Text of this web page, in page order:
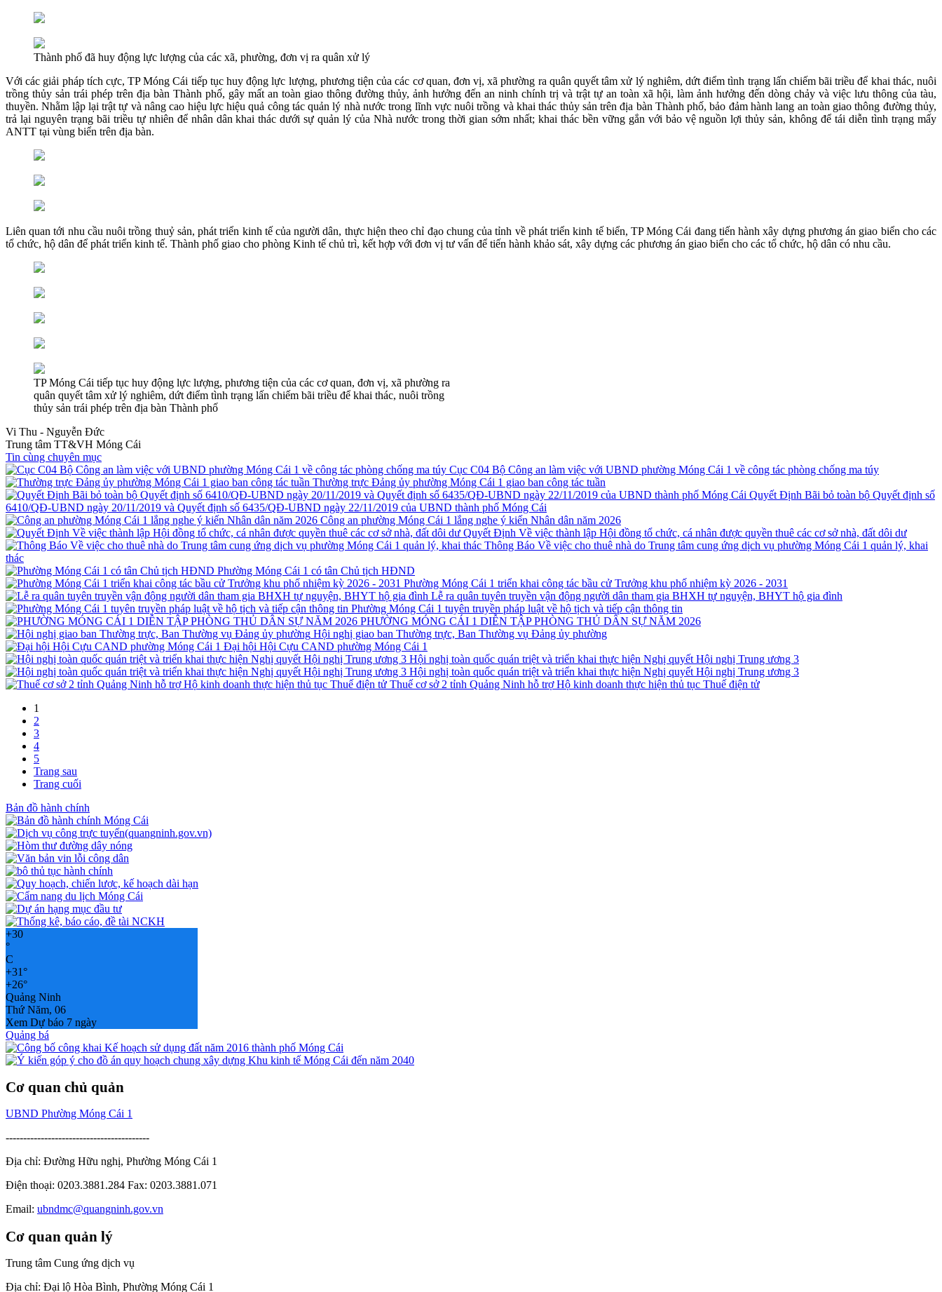
Thành phố đã huy động lực lượng của các xã, phường, đơn vị ra quân xử lý
Với các giải pháp tích cực, TP Móng Cái tiếp tục huy động lực lượng, phương tiện của các cơ quan, đơn vị, xã phường ra quân quyết tâm xử lý nghiêm, dứt điểm tình trạng lấn chiếm bãi triều để khai thác, nuôi
trồng thủy sản trái phép trên địa bàn Thành phố, gây mất an toàn giao thông đường thủy, ảnh hưởng đến an ninh chính trị và trật tự an toàn xã hội, làm ảnh hưởng đến dòng chảy và việc lưu thông của tàu,
thuyền. Nhằm lập lại trật tự và nâng cao hiệu lực hiệu quả công tác quản lý nhà nước trong lĩnh vực nuôi trồng và khai thác thủy sản trên địa bàn Thành phố, bảo đảm hành lang an toàn giao thông đường thủy,
trả lại nguyên trạng bãi triều tự nhiên để nhân dân khai thác dưới sự quản lý của Nhà nước trong thời gian sớm nhất; khai thác bền vững gắn với bảo vệ nguồn lợi thủy sản, không để tái diễn tình trạng mấy
ANTT tại vùng biển trên địa bàn.
Liên quan tới nhu cầu nuôi trồng thuỷ sản, phát triển kinh tế của người dân, thực hiện theo chỉ đạo chung của tỉnh về phát triển kinh tế biển, TP Móng Cái đang tiến hành xây dựng phương án giao biển cho các
tổ chức, hộ dân để phát triển kinh tế. Thành phố giao cho phòng Kinh tế chủ trì, kết hợp với đơn vị tư vấn để tiến hành khảo sát, xây dựng các phương án giao biển cho các tổ chức, hộ dân có nhu cầu.
TP Móng Cái tiếp tục huy động lực lượng, phương tiện của các cơ quan, đơn vị, xã phường ra
quân quyết tâm xử lý nghiêm, dứt điểm tình trạng lấn chiếm bãi triều để khai thác, nuôi trồng
thủy sản trái phép trên địa bàn Thành phố
Vi Thu - Nguyễn Đức
Trung tâm TT&VH Móng Cái
Tin cùng chuyên mục
Cục C04 Bộ Công an làm việc với UBND phường Móng Cái 1 về công tác phòng chống ma túy
Thường trực Đảng ủy phường Móng Cái 1 giao ban công tác tuần
Quyết Định Bãi bỏ toàn bộ Quyết định số
6410/QĐ-UBND ngày 20/11/2019 và Quyết định số 6435/QĐ-UBND ngày 22/11/2019 của UBND thành phố Móng Cái
Công an phường Móng Cái 1 lắng nghe ý kiến Nhân dân năm 2026
Quyết Định Về việc thành lập Hội đồng tổ chức, cá nhân được quyền thuê các cơ sở nhà, đất dôi dư
Thông Báo Về việc cho thuê nhà do Trung tâm cung ứng dịch vụ phường Móng Cái 1 quản lý, khai
thác
Phường Móng Cái 1 có tân Chủ tịch HĐND
Phường Móng Cái 1 triển khai công tác bầu cử Trưởng khu phố nhiệm kỳ 2026 - 2031
Lễ ra quân tuyên truyền vận động người dân tham gia BHXH tự nguyện, BHYT hộ gia đình
Phường Móng Cái 1 tuyên truyền pháp luật về hộ tịch và tiếp cận thông tin
PHƯỜNG MÓNG CÁI 1 DIỄN TẬP PHÒNG THỦ DÂN SỰ NĂM 2026
Hội nghị giao ban Thường trực, Ban Thường vụ Đảng ủy phường
Đại hội Hội Cựu CAND phường Móng Cái 1
Hội nghị toàn quốc quán triệt và triển khai thực hiện Nghị quyết Hội nghị Trung ương 3
Hội nghị toàn quốc quán triệt và triển khai thực hiện Nghị quyết Hội nghị Trung ương 3
Thuế cơ sở 2 tỉnh Quảng Ninh hỗ trợ Hộ kinh doanh thực hiện thủ tục Thuế điện tử
1
2
3
4
5
Trang sau
Trang cuối
Bản đồ hành chính
+30
°
C
+31°
+26°
Quảng Ninh
Thứ Năm, 06
Xem Dự báo 7 ngày
Quảng bá
Cơ quan chủ quản
UBND Phường Móng Cái 1
-----------------------------------------
Địa chỉ: Đường Hữu nghị, Phường Móng Cái 1
Điện thoại: 0203.3881.284 Fax: 0203.3881.071
Email: ubndmc@quangninh.gov.vn
Cơ quan quản lý
Trung tâm Cung ứng dịch vụ
Địa chỉ: Đại lộ Hòa Bình, Phường Móng Cái 1